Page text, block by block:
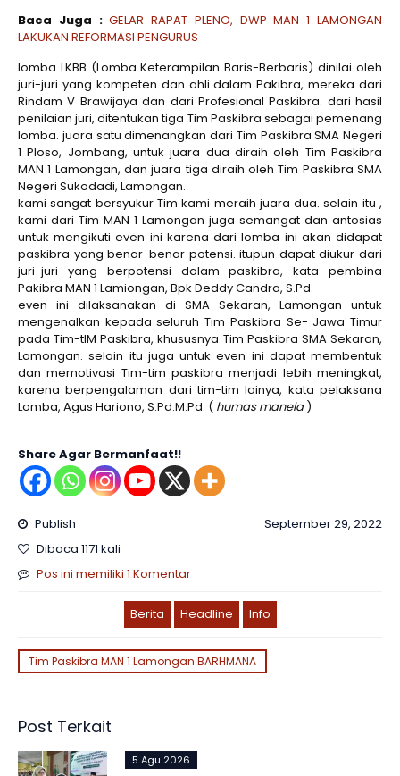
Baca Juga : GELAR RAPAT PLENO, DWP MAN 1 LAMONGAN
LAKUKAN REFORMASI PENGURUS
lomba LKBB (Lomba Keterampilan Baris-Berbaris) dinilai oleh
juri-juri yang kompeten dan ahli dalam Pakibra, mereka dari
Rindam V Brawijaya dan dari Profesional Paskibra. dari hasil
penilaian juri, ditentukan tiga Tim Paskibra sebagai pemenang
lomba. juara satu dimenangkan dari Tim Paskibra SMA Negeri
1 Ploso, Jombang, untuk juara dua diraih oleh Tim Paskibra
MAN 1 Lamongan, dan juara tiga diraih oleh Tim Paskibra SMA
Negeri Sukodadi, Lamongan.
kami sangat bersyukur Tim kami meraih juara dua. selain itu ,
kami dari Tim MAN 1 Lamongan juga semangat dan antosias
untuk mengikuti even ini karena dari lomba ini akan didapat
paskibra yang benar-benar potensi. itupun dapat diukur dari
juri-juri yang berpotensi dalam paskibra, kata pembina
Pakibra MAN 1 Lamiongan, Bpk Deddy Candra, S.Pd.
even ini dilaksanakan di SMA Sekaran, Lamongan untuk
mengenalkan kepada seluruh Tim Paskibra Se- Jawa Timur
pada Tim-tIM Paskibra, khususnya Tim Paskibra SMA Sekaran,
Lamongan. selain itu juga untuk even ini dapat membentuk
dan memotivasi Tim-tim paskibra menjadi lebih meningkat,
karena berpengalaman dari tim-tim lainya, kata pelaksana
Lomba, Agus Hariono, S.Pd.M.Pd. ( humas manela)
Share Agar Bermanfaat!!
Publish
September 29, 2022
Dibaca 1171 kali
Pos ini memiliki 1 Komentar
Berita Headline Info
Tim Paskibra MAN 1 Lamongan BARHMANA
Post Terkait
5 Agu 2026